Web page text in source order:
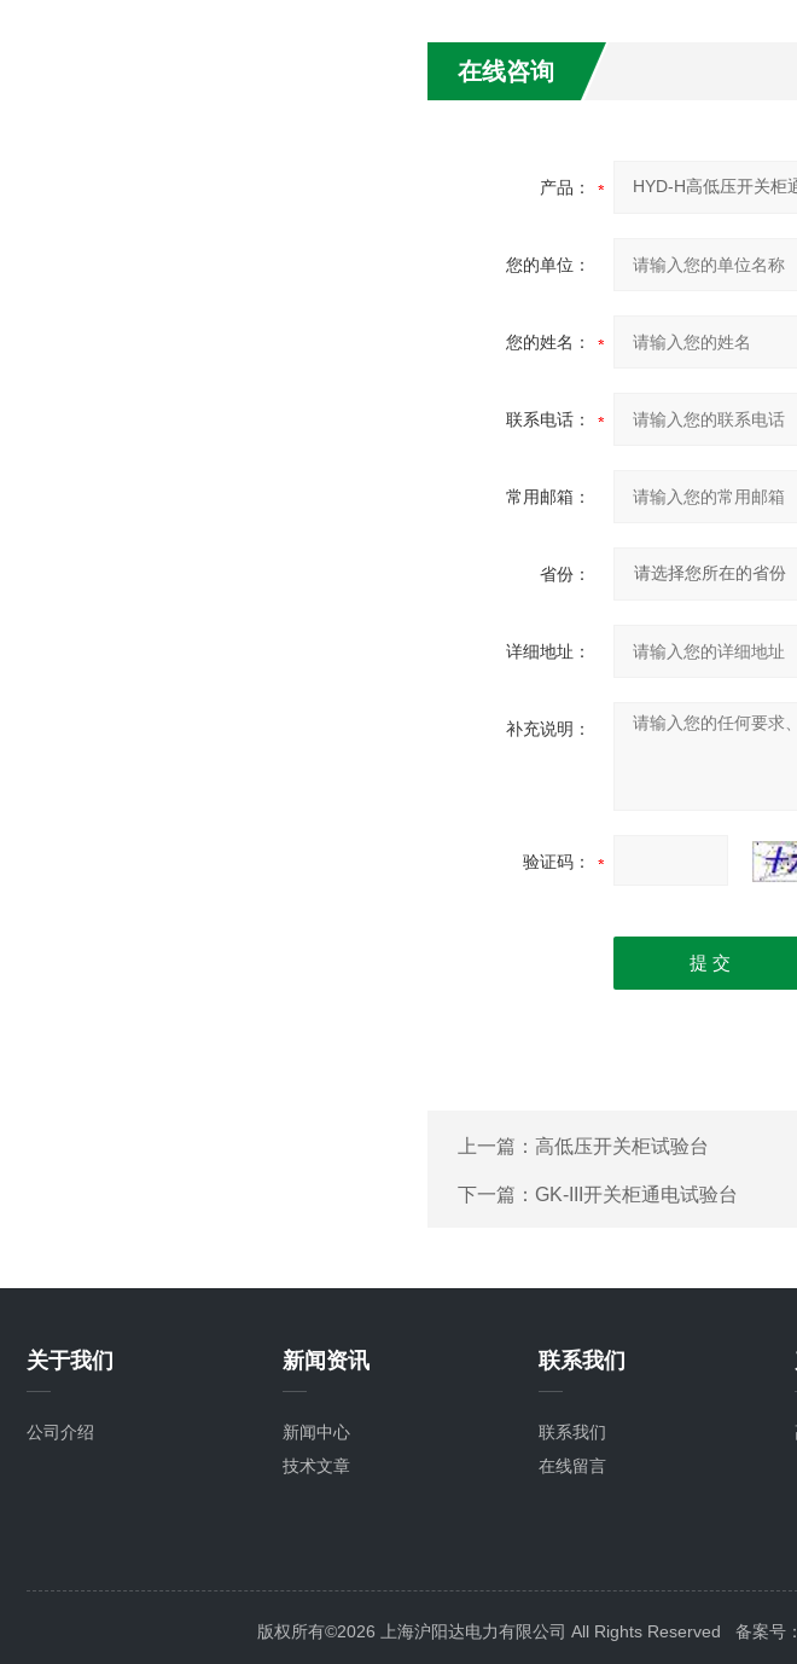
在线咨询
产品：
您的单位：
您的姓名：
联系电话：
常用邮箱：
省份：
详细地址：
补充说明：
验证码：
上一篇： 高低压开关柜试验台
下一篇： GK-III开关柜通电试验台
关于我们
公司介绍
新闻资讯
新闻中心
技术文章
联系我们
联系我们
在线留言
版权所有©2026 上海沪阳达电力有限公司 All Rights Reserved 备案号